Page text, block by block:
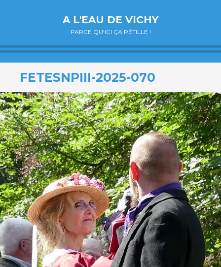
A L'EAU DE VICHY
PARCE QU'ICI ÇA PÉTILLE !
FETESNPIII-2025-070